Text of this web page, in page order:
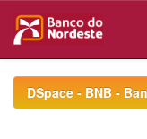
navigationDSpace - BNB -